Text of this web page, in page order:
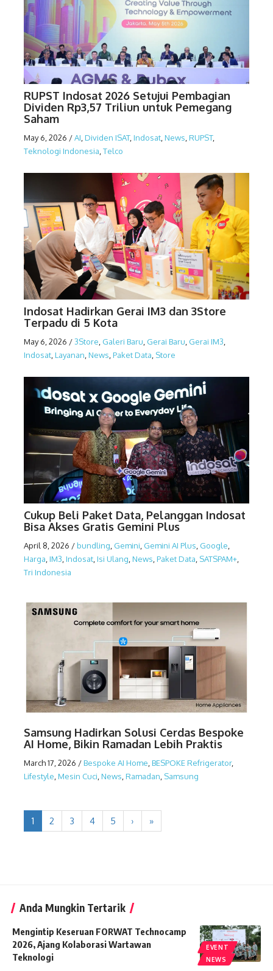
RUPST Indosat 2026 Setujui Pembagian
Dividen Rp3,57 Triliun untuk Pemegang
Saham
May 6, 2026 /AI Dividen ISAT, Indosat News RUPST,
Teknologi Indonesia Telco
Indosat Hadirkan Gerai IM3 dan 3Store
Terpadu di 5 Kota
May 6, 2026 /3Store Galeri Baru Gerai Baru Gerai IM3
Indosat Layanan News Paket Data Store
Cukup Beli Paket Data, Pelanggan Indosat
Bisa Akses Gratis Gemini Plus
April 8, 2026 /bundling Gemini Gemini AI Plus Google
Harga IM3 Indosat Isi Ulang News Paket Data SATSPAM+
Tri Indonesia
Samsung Hadirkan Solusi Cerdas Bespoke
AI Home, Bikin Ramadan Lebih Praktis
March 17, 2026 /Bespoke AI Home,BESPOKE Refrigerator,
Lifestyle,Mesin Cuci,News,Ramadan, Samsung
1 2 3 4 5 › »
Anda Mungkin Tertarik
EVENT
NEWS
Mengintip Keseruan FORWAT Technocamp
2026, Ajang Kolaborasi Wartawan
Teknologi